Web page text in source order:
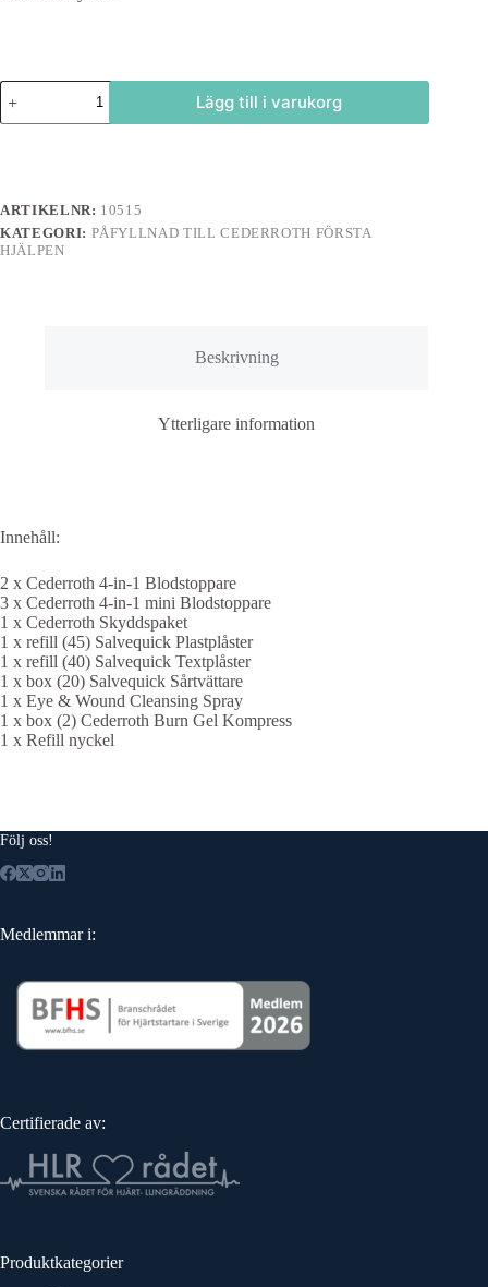
Komplett
refill
Cederroth
Lägg till i varukorg
ARTIKELNR: 10515
KATEGORI: PÅFYLLNAD TILL CEDERROTH FÖRSTA
HJÄLPEN
Beskrivning
Ytterligare information
Innehåll:
2 x Cederroth 4-in-1 Blodstoppare
3 x Cederroth 4-in-1 mini Blodstoppare
1 x Cederroth Skyddspaket
1 x refill (45) Salvequick Plastplåster
1 x refill (40) Salvequick Textplåster
1 x box (20) Salvequick Sårtvättare
1 x Eye & Wound Cleansing Spray
1 x box (2) Cederroth Burn Gel Kompress
1 x Refill nyckel
Följ oss!
Medlemmar i:
Certifierade av:
Produktkategorier